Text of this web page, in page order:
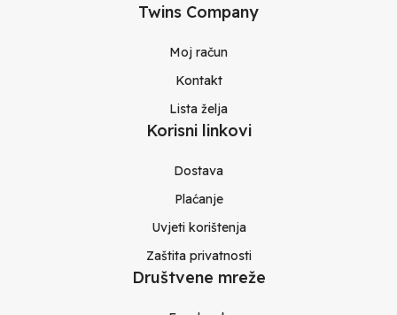
Twins Company
Moj račun
Kontakt
Lista želja
Korisni linkovi
Dostava
Plaćanje
Uvjeti korištenja
Zaštita privatnosti
Društvene mreže